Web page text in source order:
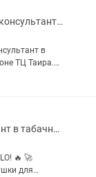
Требуется продавец-консультант в набитую точку. Магазин Грандстор 2
в
ТЦ Таира.
тый год.
как...
Продавец-консультант в табачную компанию
🔥 🚀
для